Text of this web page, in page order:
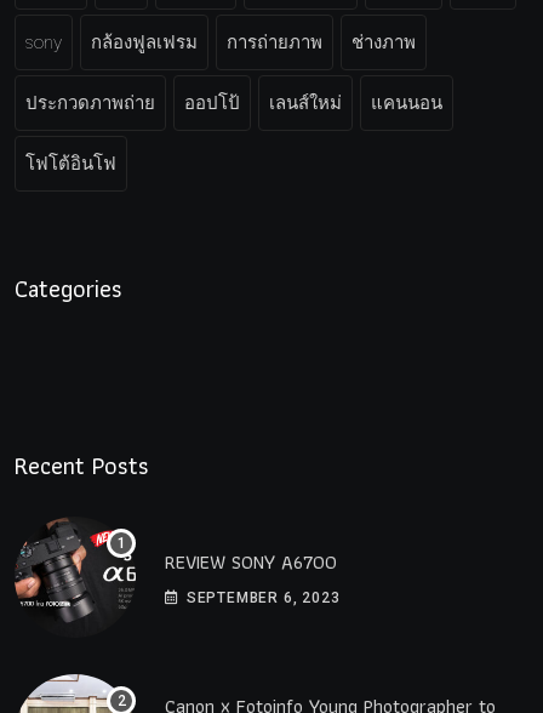
sony กล้องฟูลเฟรม การถ่ายภาพ ช่างภาพ
ประกวดภาพถ่าย ออปโป้ เลนส์ใหม่ แคนนอน
โฟโต้อินโฟ
Categories
Recent Posts
REVIEW SONY A6700
SEPTEMBER 6, 2023
Canon x Fotoinfo​ Young​ Photographer to